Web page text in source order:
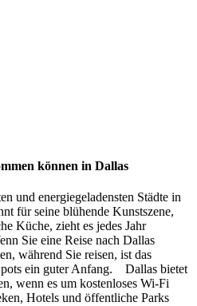
können in Dallas
und energiegeladensten Städte in
für seine blühende Kunstszene,
Küche, zieht es jedes Jahr
Sie eine Reise nach Dallas
während Sie reisen, ist das
ein guter Anfang. Dallas bietet
wenn es um kostenloses Wi-Fi
Hotels und öffentliche Parks